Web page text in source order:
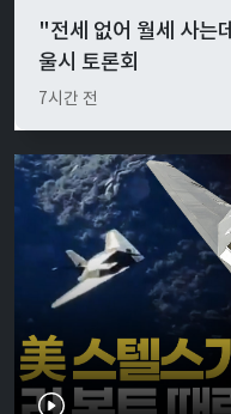
"전세 없어 월세 사는
울시 토론회
7시간 전